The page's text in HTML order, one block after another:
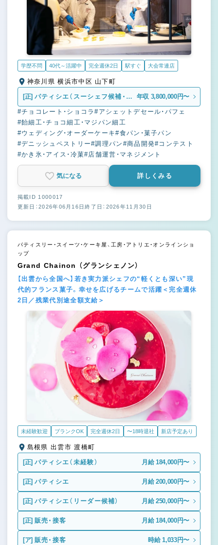
学歴不問 40代～活躍中 完全週休2日 駅すぐ 大会常連店
神奈川県 横浜市中区 山下町
[正] パティシエ（スーシェフ候補・シ
ェフ候補も含む）
年収 3,800,000円〜
#チョコレート・ショコラ#アシェットデセール・パフェ
#飴細工・チョコ細工・マジパン細工
#ウェディング・オーダーケーキ#食パン・菓子パン
#デニッシュペストリー#調理パン #商品開発#コンテスト
#かき氷・アイス・冷菓#店舗運営・マネジメント
気になる 詳しくみる
掲載ID 1000017
更新日：2026年06月16日終了日：2026年11月30日
パティスリー・スイーツ・ケーキ屋、工房・アトリエ・オンラインショ
ップ
Grand Chainon （グランシェノン）
【出雲から全国へ】若き実力派シェフの“軽くとも深い”現
代的フランス菓子。幸せを広げるチームで活躍＜完全週休
2日／残業代別途全額支給＞
未経験歓迎 ブランクOK 完全週休2日 〜18時退社 新店予定あり
島根県 出雲市 渡橋町
[正] パティシエ（未経験） 月給 184,000円〜
[正] パティシエ 月給 200,000円〜
[正] パティシエ（リーダー候補） 月給 250,000円〜
[正] 販売・接客 月給 184,000円〜
[ア] 販売・接客 時給 1,033円〜